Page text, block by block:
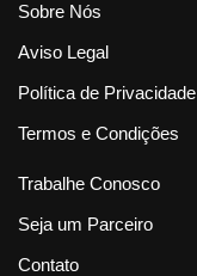
Sobre Nós
Aviso Legal
Política de Privacidade
Termos e Condições
Trabalhe Conosco
Seja um Parceiro
Contato